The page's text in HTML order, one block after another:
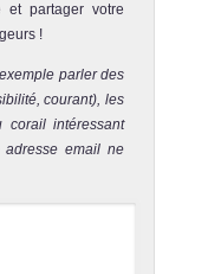
Sud Est de l'Ile de
spot de plongée de
Notre avis
situé au Sud de Ao
et partager votre
!
parler des
courant), les
corail intéressant
adresse email ne